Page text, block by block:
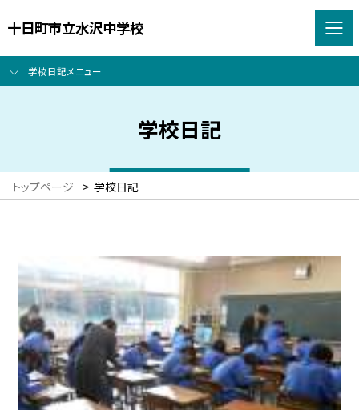
十日町市立水沢中学校
学校日記メニュー
学校日記
トップページ > 学校日記